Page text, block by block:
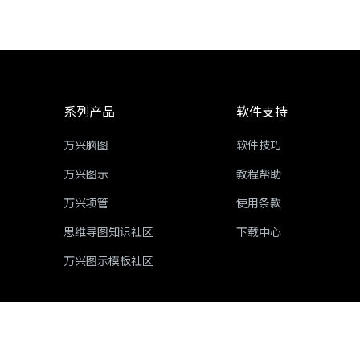
系列产品
万兴脑图
万兴图示
万兴项管
思维导图知识社区
万兴图示模板社区
软件支持
软件技巧
教程帮助
使用条款
下载中心